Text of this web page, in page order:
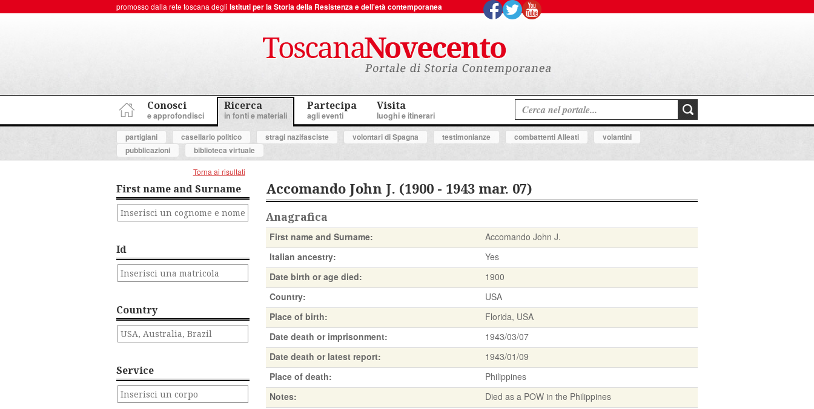
promosso dalla rete toscana degli Istituti per la Storia della Resistenza e dell'età contemporanea
Conosci
e approfondisci
Ricerca
in fonti e materiali
Partecipa
agli eventi
Visita
luoghi e itinerari
partigiani
casellario politico stragi nazifasciste volontari di Spagna testimonianze combattenti Alleati
volantini
pubblicazioni
biblioteca virtuale
First name and Surname
Id
Country
Service
Torna ai risultati
Accomando John J. (1900 - 1943 mar. 07)
Anagrafica
First name and Surname:
Accomando John J.
Italian ancestry:
Yes
Date birth or age died:
1900
Country:
USA
Place of birth:
Florida, USA
Date death or imprisonment:
1943/03/07
Date death or latest report:
1943/01/09
Place of death:
Philippines
Notes:
Died as a POW in the Philippines